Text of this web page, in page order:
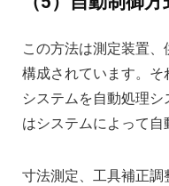
この方法は測定装置
構成されています。
システムを自動処理
はシステムによって自
寸法測定、工具補正